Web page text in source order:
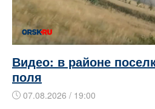
Видео: в районе
поля
07.08.2026 / 19:00